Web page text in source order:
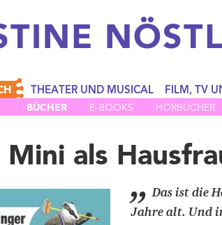
THEATER UND MUSICAL FILM, TV
BÜCHER E-BOOKS HÖRBÜCHER
Mini als
„ Das ist die
Jahre alt. Und